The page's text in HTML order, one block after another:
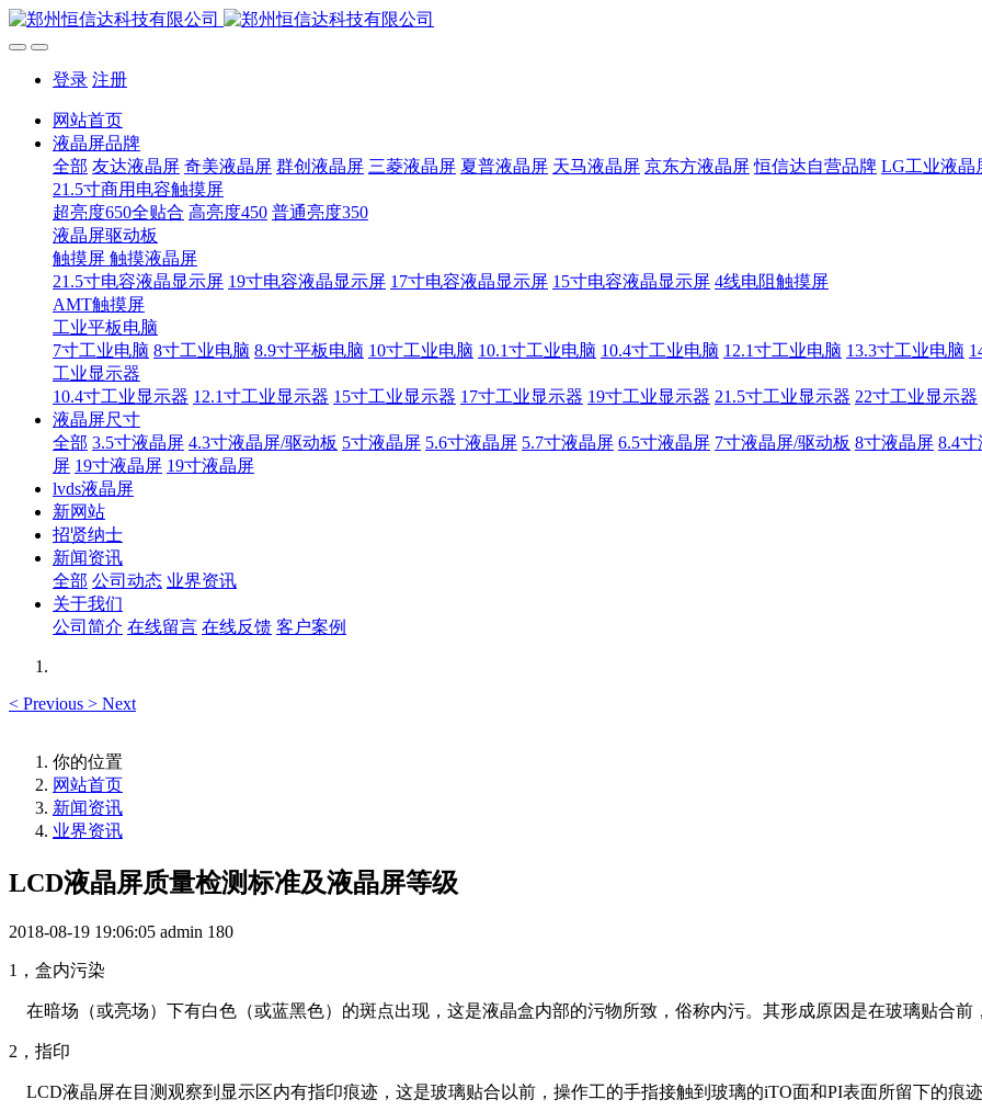
登录 注册
网站首页
液晶屏品牌
全部 友达液晶屏 奇美液晶屏 群创液晶屏 三菱液晶屏 夏普液晶屏 天马液晶屏 京东方液晶屏 恒信达自营品牌 LG工业液晶
21.5寸商用电容触摸屏
超亮度650全贴合 高亮度450 普通亮度350
液晶屏驱动板
触摸屏 触摸液晶屏
21.5寸电容液晶显示屏 19寸电容液晶显示屏 17寸电容液晶显示屏 15寸电容液晶显示屏 4线电阻触摸屏
AMT触摸屏
工业平板电脑
7寸工业电脑 8寸工业电脑 8.9寸平板电脑 10寸工业电脑 10.1寸工业电脑 10.4寸工业电脑 12.1寸工业电脑 13.3寸工业电脑
工业显示器
10.4寸工业显示器 12.1寸工业显示器 15寸工业显示器 17寸工业显示器 19寸工业显示器 21.5寸工业显示器 22寸工业显示器
液晶屏尺寸
全部 3.5寸液晶屏 4.3寸液晶屏/驱动板 5寸液晶屏 5.6寸液晶屏 5.7寸液晶屏 6.5寸液晶屏 7寸液晶屏/驱动板 8寸液晶屏 8.4
屏 19寸液晶屏 19寸液晶屏
lvds液晶屏
新网站
招贤纳士
新闻资讯
全部 公司动态 业界资讯
关于我们
公司简介 在线留言 在线反馈 客户案例
< Previous > Next
你的位置
网站首页
新闻资讯
业界资讯
LCD液晶屏质量检测标准及液晶屏等级
2018-08-19 19:06:05 admin 180
1 ，盒内污染
在暗场（或亮场）下有白色（或蓝黑色）的斑点出现，这是液晶盒内部的污物所致，俗称内污。其形成原因是在玻璃贴合前
2 ，指印
LCD液晶屏在目测观察到显示区内有指印痕迹，这是玻璃贴合以前，操作工的手指接触到玻璃的iTO面和PI表面所留下的痕迹